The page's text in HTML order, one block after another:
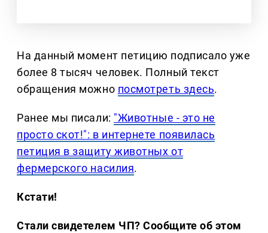
На данный момент петицию подписало уже
более 8 тысяч человек. Полный текст
обращения можно посмотреть здесь.
Ранее мы писали: "Животные - это не
просто скот!": в интернете появилась
петиция в защиту животных от
фермерского насилия.
Кстати!
Стали свидетелем ЧП? Сообщите об этом